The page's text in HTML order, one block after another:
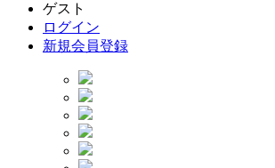
ゲスト
ログイン
新規会員登録